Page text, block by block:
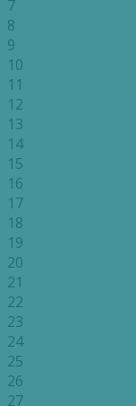
7
8
9
10
11
12
13
14
15
16
17
18
19
20
21
22
23
24
25
26
27